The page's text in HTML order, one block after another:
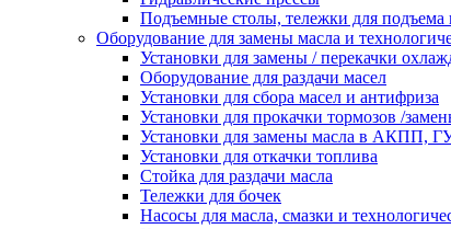
Подъемные столы, тележки для подъема
Оборудование для замены масла и
Установки для замены / перекачки
Оборудование для раздачи масел
Установки для сбора масел и антифриза
Установки для прокачки тормозов /
Установки для замены масла в АКПП,
Установки для откачки топлива
Стойка для раздачи масла
Тележки для бочек
Насосы для масла, смазки и